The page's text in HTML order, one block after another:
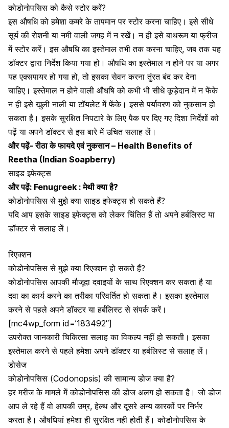
कोडोनोपसिस को कैसे स्टोर करें?
इस औषधि को हमेशा कमरे के तापमान पर स्टोर करना चाहिए। इसे सीधे
सूर्य की रोशनी या नमी वाली जगह में न रखें। न ही इसे बाथरूम या फ्रीज
में स्टोर करें। इस औषधि का इस्तेमाल तभी तक करना चाहिए, जब तक यह
डॉक्टर द्वारा निर्देश किया गया हो। औषधि का इस्तेमाल न होने पर या अगर
यह एक्सपायर हो गया हो, तो इसका सेवन करना तुंरत बंद कर देना
चाहिए। इस्तेमाल न होने वाली औधषि को कभी भी सीधे कूड़ेदान में न फेंके
न ही इसे खुली नाली या टॉयलेट में फेंके। इससे पर्यावरण को नुकसान हो
सकता है। इसके सुरक्षित निपटारे के लिए पैक पर दिए गए दिशा निर्देशों को
पढ़ें या अपने डॉक्टर से इस बारे में उचित सलाह लें।
और पढ़ें-रीठा के फायदे एवं नुकसान – Health Benefits of
Reetha (Indian Soapberry)
साइड इफेक्ट्स
और पढ़ें: Fenugreek : मेथी क्या है?
कोडोनोपसिस से मुझे क्या साइड इफेक्ट्स हो सकते हैं?
यदि आप इसके साइड इफेक्ट्स को लेकर चिंतित हैं तो अपने हर्बलिस्ट या
डॉक्टर से सलाह लें।
रिएक्शन
कोडोनोपसिस से मुझे क्या रिएक्शन हो सकते हैं?
कोडोनोपसिस आपकी मौजूदा दवाइयों के साथ रिएक्शन कर सकता है या
दवा का कार्य करने का तरीका परिवर्तित हो सकता है। इसका इस्तेमाल
करने से पहले अपने डॉक्टर या हर्बलिस्ट से संपर्क करें।
[mc4wp_form id=’183492″]
उपरोक्त जानकारी चिकित्सा सलाह का विकल्प नहीं हो सकती। इसका
इस्तेमाल करने से पहले हमेशा अपने डॉक्टर या हर्बलिस्ट से सलाह लें।
डोसेज
कोडोनोपसिस (Codonopsis) की सामान्य डोज क्या है?
हर मरीज के मामले में कोडोनोपसिस की डोज अलग हो सकता है। जो डोज
आप ले रहे हैं वो आपकी उम्र, हेल्थ और दूसरे अन्य कारकों पर निर्भर
करता है। औषधियां हमेशा ही सुरक्षित नही होती हैं। कोडोनोपसिस के